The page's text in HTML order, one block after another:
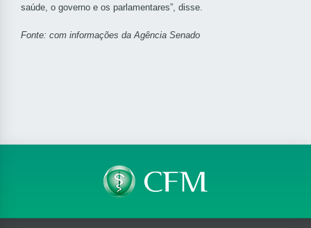
saúde, o governo e os parlamentares”, disse.
Fonte: com informações da Agência Senado